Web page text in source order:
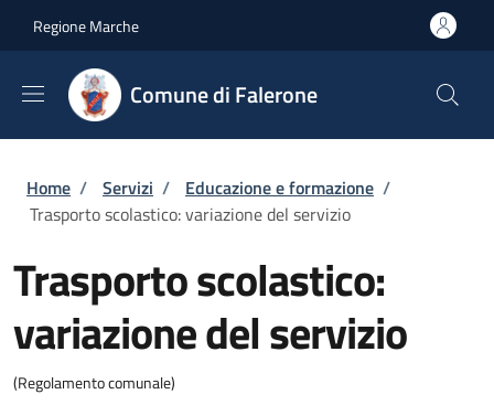
Regione Marche
Comune di Falerone
Briciole di pane
Home / Servizi / Educazione e formazione /
Trasporto scolastico: variazione del servizio
Trasporto scolastico:
variazione del servizio
(Regolamento comunale)